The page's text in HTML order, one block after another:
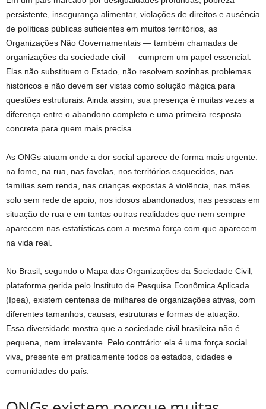
persistente, insegurança alimentar, violações de direitos e ausência
de políticas públicas suficientes em muitos territórios, as
Organizações Não Governamentais — também chamadas de
organizações da sociedade civil — cumprem um papel essencial.
Elas não substituem o Estado, não resolvem sozinhas problemas
históricos e não devem ser vistas como solução mágica para
questões estruturais. Ainda assim, sua presença é muitas vezes a
diferença entre o abandono completo e uma primeira resposta
concreta para quem mais precisa.
As ONGs atuam onde a dor social aparece de forma mais urgente:
na fome, na rua, nas favelas, nos territórios esquecidos, nas
famílias sem renda, nas crianças expostas à violência, nas mães
solo sem rede de apoio, nos idosos abandonados, nas pessoas em
situação de rua e em tantas outras realidades que nem sempre
aparecem nas estatísticas com a mesma força com que aparecem
na vida real.
No Brasil, segundo o Mapa das Organizações da Sociedade Civil,
plataforma gerida pelo Instituto de Pesquisa Econômica Aplicada
(Ipea), existem centenas de milhares de organizações ativas, com
diferentes tamanhos, causas, estruturas e formas de atuação.
Essa diversidade mostra que a sociedade civil brasileira não é
pequena, nem irrelevante. Pelo contrário: ela é uma força social
viva, presente em praticamente todos os estados, cidades e
comunidades do país.